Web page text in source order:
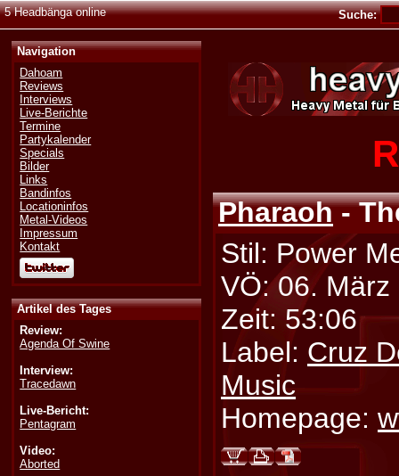
5 Headbänga online Suche:
Navigation
Dahoam
Reviews
Interviews
Live-Berichte
Termine
Partykalender
Specials
Bilder
Links
Bandinfos
Locationinfos
Metal-Videos
Impressum
Kontakt
Artikel des Tages
Review:
Agenda Of Swine
Interview:
Tracedawn
Live-Bericht:
Pentagram
Video:
Aborted
Pharaoh-
Stil: Power
VÖ: 06. März
Zeit: 53:06
Label: Cruz
Music
Homepage: